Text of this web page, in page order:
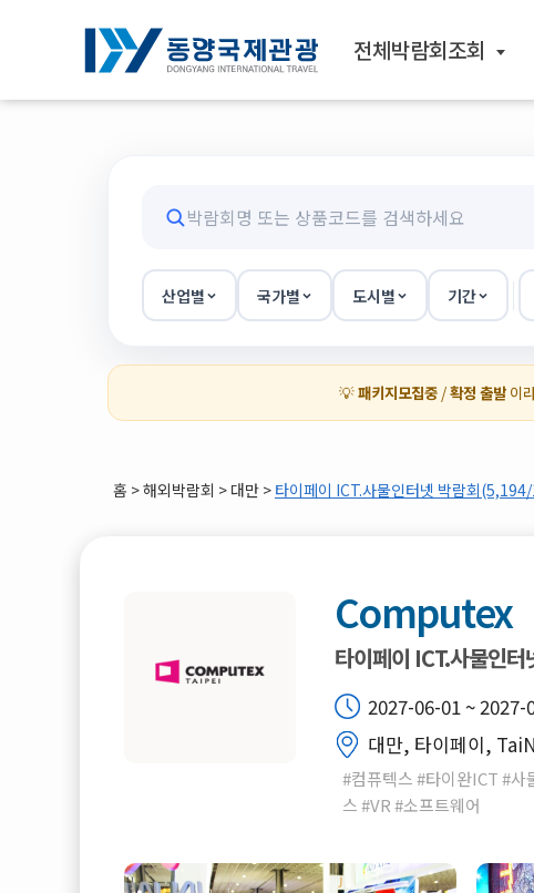
전체박람회조회
산업별 국가별 도시별 기간
💡패키지모집중/확정 출발이
홈 >해외박람회 > 대만 > 타이페이 ICT.사물인터넷 박람회
Computex
타이페이 ICT.사물인터
2027-06-01 ~ 2027-
대만, 타이페이,
#컴퓨텍스 #타이완ICT #사
스 #VR #소프트웨어